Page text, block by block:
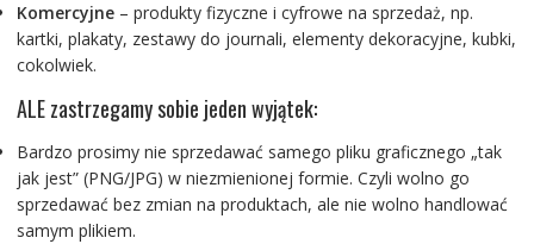
Komercyjne– produkty fizyczne i cyfrowe na sprzedaż, np.
kartki, plakaty, zestawy do journali, elementy dekoracyjne, kubki,
cokolwiek.
ALE zastrzegamy sobie jeden wyjątek:
Bardzo prosimy nie sprzedawać samego pliku graficznego „tak
jak jest” (PNG/JPG) w niezmienionej formie. Czyli wolno go
sprzedawać bez zmian na produktach, ale nie wolno handlować
samym plikiem.